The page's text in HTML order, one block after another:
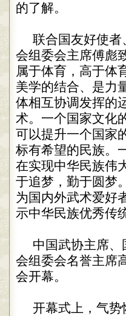
的了解。
联合国友好使
会组委会主席傅彪
属于体育，高于体
美学的结合、是力
体相互协调发挥的
术。一个国家文化
可以提升一个国家
标有希望的民族。
在实现中华民族伟
于追梦，勤于圆梦
为国内外武术爱好
示中华民族优秀传
中国武协主席
会组委会名誉主席
会开幕。
开幕式上，气